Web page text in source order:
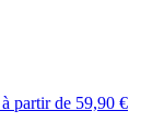
à partir de 59,90 €